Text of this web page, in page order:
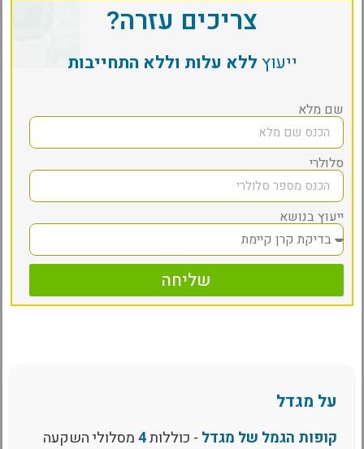
צריכים עזרה?
ייעוץללא עלות וללא התחייבות
שם מלא
סלולרי
ייעוץ בנושא
שליחה
על מגדל
קופות הגמל של מגדל - כוללות4מסלולי השקעה